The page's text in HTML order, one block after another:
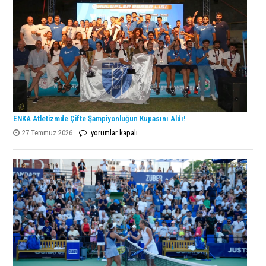
ENKA Atletizmde Çifte Şampiyonluğun Kupasını Aldı!
27 Temmuz 2026
ENKA
Çifte
Şampiyonluğun
Kupasını
Aldı!
için
yorumlar kapalı